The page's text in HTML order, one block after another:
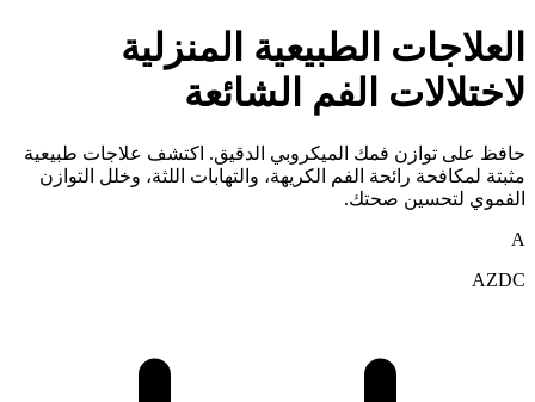
العلاجات الطبيعية المنزلية
لاختلالات الفم الشائعة
حافظ على توازن فمك الميكروبي الدقيق. اكتشف علاجات طبيعية
مثبتة لمكافحة رائحة الفم الكريهة، والتهابات اللثة، وخلل التوازن
الفموي لتحسين صحتك.
A
AZDC